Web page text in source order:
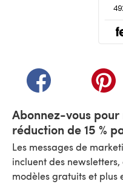
(s'ouvre dans un
Abonnez-vous
réduction de 15 %
Les messages de
incluent des
modèles gratuits et plus